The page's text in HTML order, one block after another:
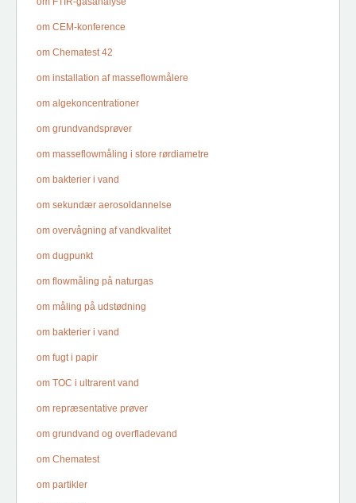
om CEM-konference
om Chematest 42
om installation af masseflowmålere
om algekoncentrationer
om grundvandsprøver
om masseflowmåling i store rørdiametre
om bakterier i vand
om sekundær aerosoldannelse
om overvågning af vandkvalitet
om dugpunkt
om flowmåling på naturgas
om måling på udstødning
om bakterier i vand
om fugt i papir
om TOC i ultrarent vand
om repræsentative prøver
om grundvand og overfladevand
om Chematest
om partikler